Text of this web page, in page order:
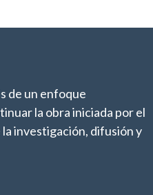
de un enfoque
la obra iniciada por el
investigación, difusión y